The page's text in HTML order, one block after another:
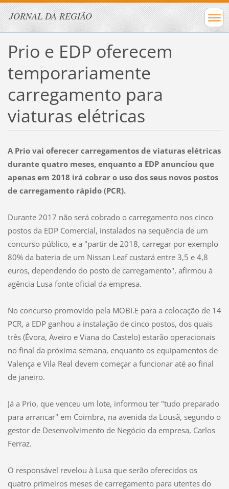
JORNAL DA REGIÃO
Prio e EDP oferecem
temporariamente
carregamento para
viaturas elétricas
A Prio vai oferecer carregamentos de viaturas elétricas
durante quatro meses, enquanto a EDP anunciou que
apenas em 2018 irá cobrar o uso dos seus novos postos
de carregamento rápido (PCR).
Durante 2017 não será cobrado o carregamento nos cinco
postos da EDP Comercial, instalados na sequência de um
concurso público, e a "partir de 2018, carregar por exemplo
80% da bateria de um Nissan Leaf custará entre 3,5 e 4,8
euros, dependendo do posto de carregamento", afirmou à
agência Lusa fonte oficial da empresa.
No concurso promovido pela MOBI.E para a colocação de 14
PCR, a EDP ganhou a instalação de cinco postos, dos quais
três (Évora, Aveiro e Viana do Castelo) estarão operacionais
no final da próxima semana, enquanto os equipamentos de
Valença e Vila Real devem começar a funcionar até ao final
de janeiro.
Já a Prio, que venceu um lote, informou ter "tudo preparado
para arrancar" em Coimbra, na avenida da Lousã, segundo o
gestor de Desenvolvimento de Negócio da empresa, Carlos
Ferraz.
O responsável revelou à Lusa que serão oferecidos os
quatro primeiros meses de carregamento para utentes do